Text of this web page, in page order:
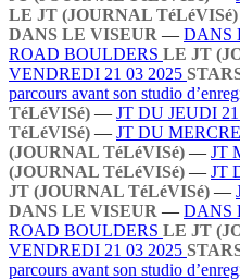
LE JT (JOURNAL TéLéVISé)
DANS LE VISEUR — DANS
ROAD BOULDERS LE JT
VENDREDI 21 03 2025
parcours avant son studio
TéLéVISé) — JT DU JEUDI
TéLéVISé) — JT DU
(JOURNAL TéLéVISé) — JT
(JOURNAL TéLéVISé) — JT
JT (JOURNAL TéLéVISé) —
DANS LE VISEUR — DANS
ROAD BOULDERS LE JT
VENDREDI 21 03 2025
parcours avant son studio